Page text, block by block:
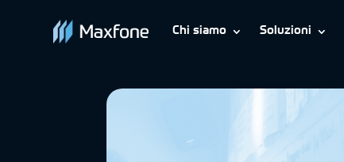
Chi siamo Soluzioni